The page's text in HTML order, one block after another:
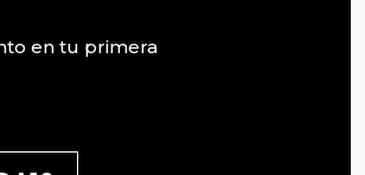
en tu primera